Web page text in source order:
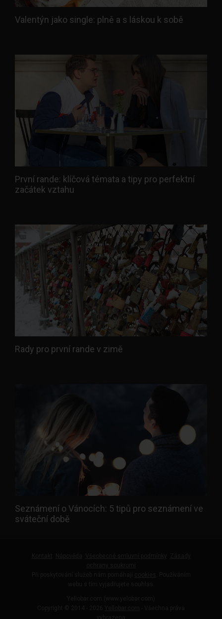
Valentýn jako single: plně a s láskou k sobě
První rande: klíčová témata a tipy pro perfektní
začátek vztahu
Rady pro první rande v zimě
Seznámení o Vánocích: 5 tipů pro seznámení ve
sváteční době